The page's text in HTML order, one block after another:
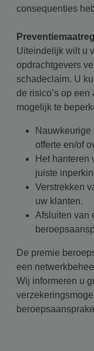
consequenties
Uiteindelijk wilt u
opdrachtgevers
schadeclaim. U
de risico’s op
mogelijk te
Nauwkeurige
offerte en/of
Het hanteren
juiste
Verstrekken
uw klanten.
Afsluiten van
De premie
een
Wij informeren u